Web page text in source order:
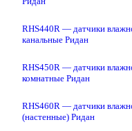
RHS440R — датчики
канальные Ридан
RHS450R — датчики
комнатные Ридан
RHS460R — датчики
(настенные) Ридан